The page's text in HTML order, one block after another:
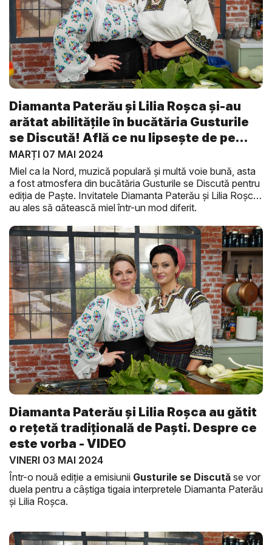
Diamanta Paterău și Lilia Roșca și-au
arătat abilitățile în bucătăria Gusturile
se Discută! Află ce nu lipsește de pe
ma...
MARȚI 07 MAI 2024
Miel ca la Nord, muzică populară și multă voie bună, asta
a fost atmosfera din bucătăria Gusturile se Discută pentru
ediția de Paște. Invitatele Diamanta Paterău și Lilia Roșca
au ales să gătească miel într-un mod diferit.
Diamanta Paterău și Lilia Roșca au gătit
o rețetă tradițională de Paști. Despre ce
este vorba - VIDEO
VINERI 03 MAI 2024
Într-o nouă ediție a emisiunii Gusturile se Discută se vor
duela pentru a câștiga tigaia interpretele Diamanta Paterău
și Lilia Roșca.